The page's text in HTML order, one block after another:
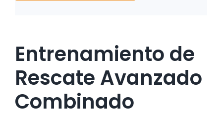
Entrenamiento de
Rescate Avanzado
Combinado